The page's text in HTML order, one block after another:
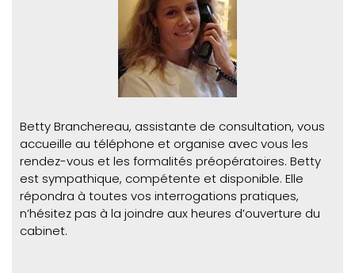
Betty Branchereau, assistante de consultation, vous
accueille au téléphone et organise avec vous les
rendez-vous et les formalités préopératoires. Betty
est sympathique, compétente et disponible. Elle
répondra à toutes vos interrogations pratiques,
n’hésitez pas à la joindre aux heures d’ouverture du
cabinet.